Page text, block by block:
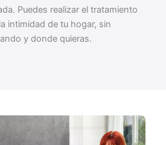
Puedes realizar el tratamiento
intimidad de tu hogar, sin
y donde quieras.